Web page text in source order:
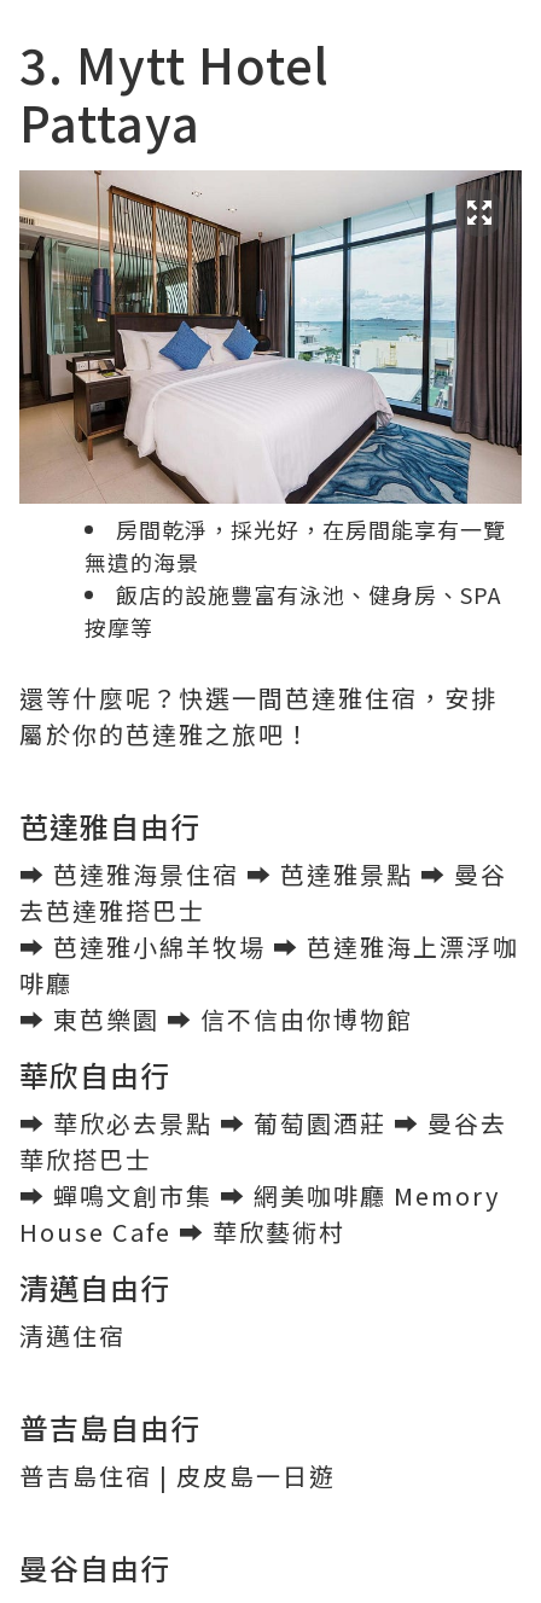
3. Mytt Hotel
Pattaya
房間乾淨，採光好，在房間能享有一覽
無遺的海景
飯店的設施豐富有泳池、健身房、SPA
按摩等
還等什麼呢？快選一間芭達雅住宿，安排
屬於你的芭達雅之旅吧！
芭達雅自由行
➡︎ 芭達雅海景住宿 ➡︎ 芭達雅景點 ➡︎ 曼谷
去芭達雅搭巴士
➡︎ 芭達雅小綿羊牧場 ➡︎ 芭達雅海上漂浮咖
啡廳
➡︎ 東芭樂園 ➡︎ 信不信由你博物館
華欣自由行
➡︎ 華欣必去景點 ➡︎ 葡萄園酒莊 ➡︎ 曼谷去
華欣搭巴士
➡︎ 蟬鳴文創市集 ➡︎ 網美咖啡廳 Memory
House Cafe ➡︎ 華欣藝術村
清邁自由行
清邁住宿
普吉島自由行
普吉島住宿 | 皮皮島一日遊
曼谷自由行